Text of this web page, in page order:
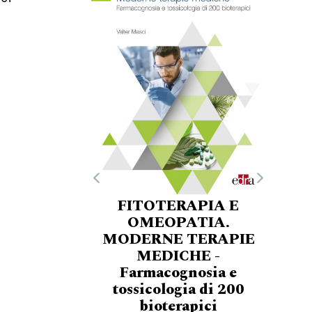
FITOTERAPIA E
OMEOPATIA.
MODERNE TERAPIE
MEDICHE -
Farmacognosia e
tossicologia di 200
bioterapici